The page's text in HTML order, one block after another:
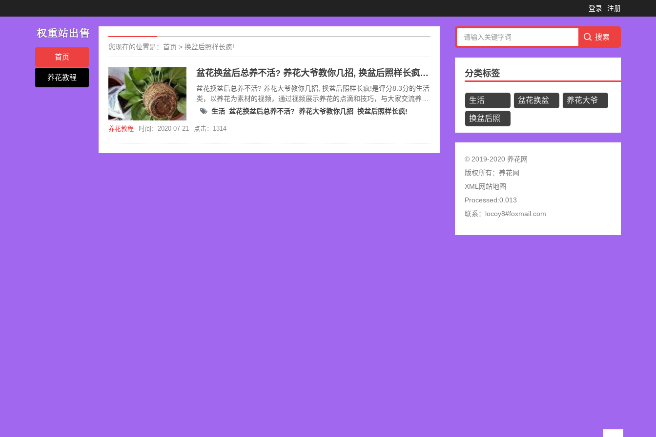
登录 注册
首页
养花教程
您现在的位置是： 首页 > 换盆后照样长疯!
盆花换盆后总养不活? 养花大爷教你几招, 换盆后照样长疯!(8.3分生活片)
盆花换盆后总养不活? 养花大爷教你几招, 换盆后照样长疯!是评分8.3分的生活
类，以养花为素材的视频，通过视频展示养花的点滴和技巧，与大家交流养花
及各类花卉养护技巧。
生活 盆花换盆后总养不活? 养花大爷教你几招 换盆后照样长疯!
养花教程 时间：2020-07-21 点击：1314
分类标签
生活
盆花换盆
养花大爷
换盆后照
© 2019-2020 养花网
版权所有： 养花网
XML网站地图
Processed:0.013
联系：locoy8#foxmail.com